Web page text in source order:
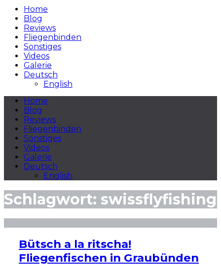
Home
Blog
Reviews
Fliegenbinden
Sonstiges
Videos
Galerie
Deutsch
English
Home
Blog
Reviews
Fliegenbinden
Sonstiges
Videos
Galerie
Deutsch
English
Schlagwort: swissflyfishing
Bütsch a la ritscha!
Fliegenfischen in Graubünden